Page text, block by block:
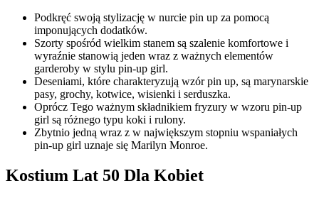
Podkręć swoją stylizację w nurcie pin up za pomocą
imponujących dodatków.
Szorty spośród wielkim stanem są szalenie komfortowe i
wyraźnie stanowią jeden wraz z ważnych elementów
garderoby w stylu pin-up girl.
Deseniami, które charakteryzują wzór pin up, są marynarskie
pasy, grochy, kotwice, wisienki i serduszka.
Oprócz Tego ważnym składnikiem fryzury w wzoru pin-up
girl są różnego typu koki i rulony.
Zbytnio jedną wraz z w największym stopniu wspaniałych
pin-up girl uznaje się Marilyn Monroe.
Kostium Lat 50 Dla Kobiet